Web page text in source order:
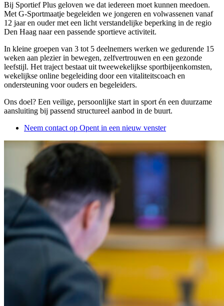
Bij Sportief Plus geloven we dat iedereen moet kunnen meedoen.
Met G-Sportmaatje begeleiden we jongeren en volwassenen vanaf
12 jaar en ouder met een licht verstandelijke beperking in de regio
Den Haag naar een passende sportieve activiteit.
In kleine groepen van 3 tot 5 deelnemers werken we gedurende 15
weken aan plezier in bewegen, zelfvertrouwen en een gezonde
leefstijl. Het traject bestaat uit tweewekelijkse sportbijeenkomsten,
wekelijkse online begeleiding door een vitaliteitscoach en
ondersteuning voor ouders en begeleiders.
Ons doel? Een veilige, persoonlijke start in sport én een duurzame
aansluiting bij passend structureel aanbod in de buurt.
Neem contact op Opent in een nieuw venster